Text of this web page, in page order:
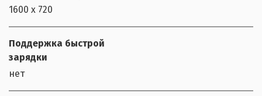
1600 х 720
Поддержка быстрой
зарядки
нет